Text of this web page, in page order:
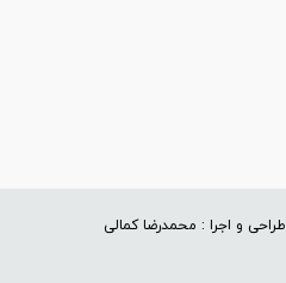
طراحی و اجرا : محمدرضا کمالی